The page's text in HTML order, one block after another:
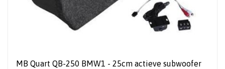
MB Quart QB-250 BMW1 - 25cm actieve subwoofer